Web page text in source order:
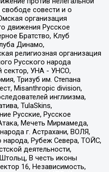
совести и о
организация
движения Русское
Братство, Клуб
Динамо,
религиозная организация
Русского народа
сектор, УНА - УНСО,
Тризуб им. Степана
Misanthropic division,
инглиизма,
TulaSkins,
Русские, Русское
Мечеть Мирмамеда,
г. Астрахани, ВОЛЯ,
Рубеж Севера, ТОЙС,
деятельности,
В честь иконы
16, Независимость,